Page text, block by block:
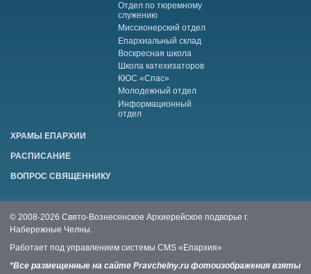
Отдел по тюремному
служению
Миссионерский отдел
Епархиальный склад
Воскресная школа
Школа катехизаторов
КЮС «Спас»
Молодежный отдел
Информационный
отдел
ХРАМЫ ЕПАРХИИ
РАСПИСАНИЕ
ВОПРОС СВЯЩЕННИКУ
© 2008-2026 Свято-Вознесенское Архиерейское подворье г.
Набережные Челны.
Работает под управлением системы CMS «Епархия»
*Все размещенные на сайте Pravchelny.ru фотоизображения взяты